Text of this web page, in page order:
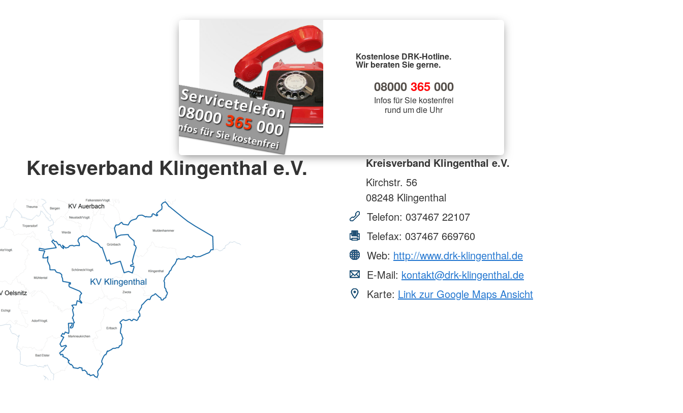
Kostenlose DRK-Hotline.
Wir beraten Sie gerne.
08000 365000
Infos für Sie kostenfrei
rund um die Uhr
Kreisverband Klingenthal e.V.
Kreisverband Klingenthal e.V.
Kirchstr. 56
08248 Klingenthal
Telefon: 037467 22107
Telefax: 037467 669760
Web: http://www.drk-klingenthal.de
E-Mail: kontakt@drk-klingenthal.de
Karte: Link zur Google Maps Ansicht